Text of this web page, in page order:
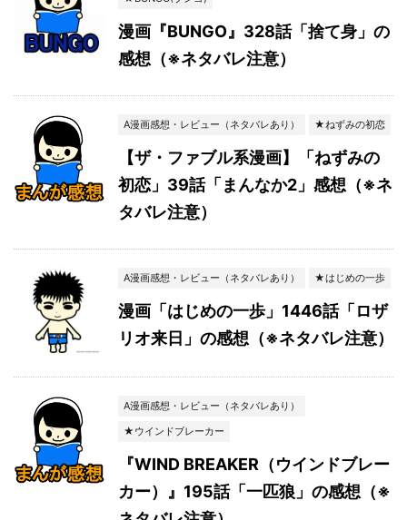
漫画『BUNGO』328話「捨て身」の
感想（※ネタバレ注意）
A漫画感想・レビュー（ネタバレあり） ★ねずみの初恋
【ザ・ファブル系漫画】「ねずみの
初恋」39話「まんなか2」感想（※ネ
タバレ注意）
A漫画感想・レビュー（ネタバレあり） ★はじめの一歩
漫画「はじめの一歩」1446話「ロザ
リオ来日」の感想（※ネタバレ注意）
A漫画感想・レビュー（ネタバレあり）
★ウインドブレーカー
『WIND BREAKER（ウインドブレー
カー）』195話「一匹狼」の感想（※